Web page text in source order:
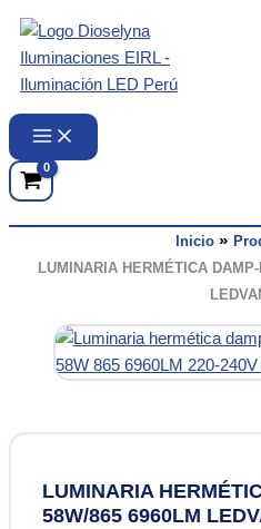
contenido
Inicio
LUMINARIA HERMÉTICA
LUMINARIA
58W/865 6960LM